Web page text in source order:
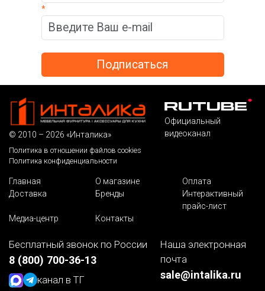
*
© 2010 – 2026 «Инталика»
Политика в отношении файлов cookies
Политика конфиденциальности
Официальный
видеоканал
Главная О магазине
Оплата
Доставка
Бренды
Интерактивный
прайс-лист
Медиа-центр
Контакты
Бесплатный звонок по России
8 (800) 700-36-13
канал в ТГ
Наша электронная
почта
sale@intalika.ru